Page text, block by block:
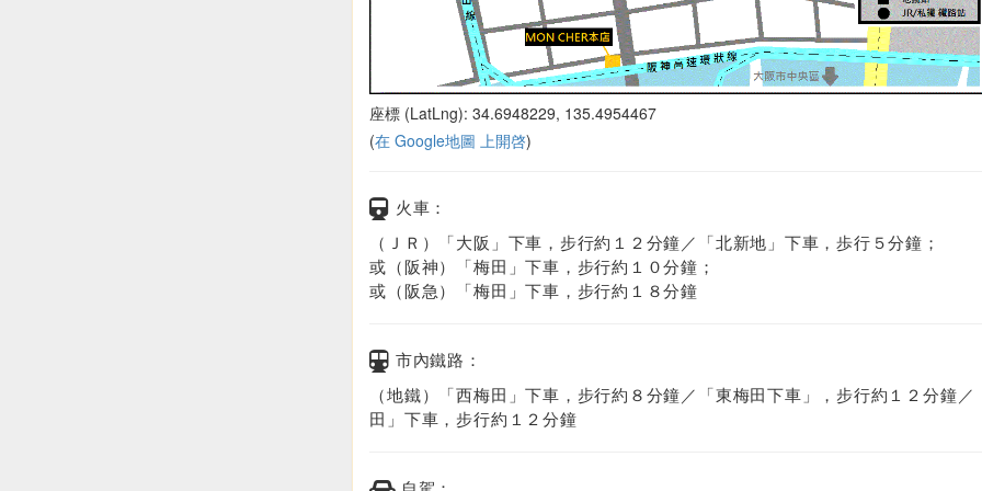
座標 (LatLng): 34.6948229, 135.4954467
(在 Google地圖 上開啓)
火車：
（ＪＲ）「大阪」下車，步行約１２分鐘／「北新地」下車，歩行５分鐘；
或（阪神）「梅田」下車，步行約１０分鐘；
或（阪急）「梅田」下車，步行約１８分鐘
市內鐵路：
（地鐵）「西梅田」下車，步行約８分鐘／「東梅田下車」，步行約１２分鐘／
田」下車，步行約１２分鐘